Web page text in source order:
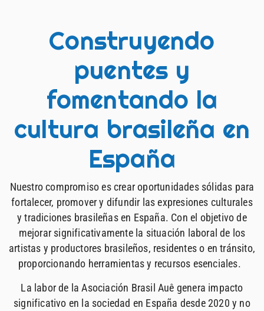
Construyendo
puentes y
fomentando la
cultura brasileña en
España
Nuestro compromiso es crear oportunidades sólidas para
fortalecer, promover y difundir las expresiones culturales
y tradiciones brasileñas en España. Con el objetivo de
mejorar significativamente la situación laboral de los
artistas y productores brasileños, residentes o en tránsito,
proporcionando herramientas y recursos esenciales.
La labor de la Asociación Brasil Auê genera impacto
significativo en la sociedad en España desde 2020 y no